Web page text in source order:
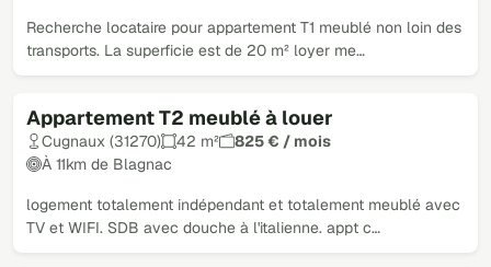
Recherche locataire pour appartement T1 meublé non loin des
transports. La superficie est de 20 m² loyer me…
Appartement T2 meublé à louer
Cugnaux (31270) 42 m²
825 € / mois
À 11km de Blagnac
logement totalement indépendant et totalement meublé avec
TV et WIFI. SDB avec douche à l'italienne. appt c…